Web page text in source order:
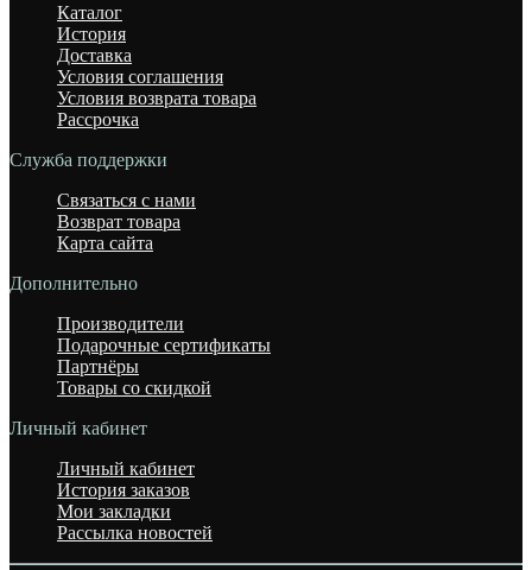
Каталог
История
Доставка
Условия соглашения
Условия возврата товара
Рассрочка
Служба поддержки
Связаться с нами
Возврат товара
Карта сайта
Дополнительно
Производители
Подарочные сертификаты
Партнёры
Товары со скидкой
Личный кабинет
Личный кабинет
История заказов
Мои закладки
Рассылка новостей